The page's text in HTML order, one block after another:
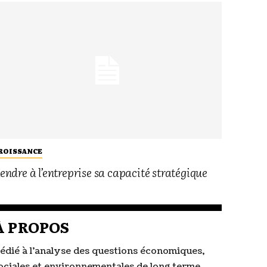
à l’entreprise sa capacité stratégique
PROPOS
à l’analyse des questions économiques,